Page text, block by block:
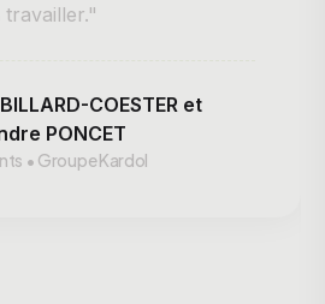
COESTER et
PONCET
• Groupe Kardol